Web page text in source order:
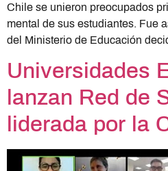
Chile se unieron preocupados
mental de sus estudiantes. Fue
del Ministerio de Educación
Universidades
lanzan Red de
liderada por la